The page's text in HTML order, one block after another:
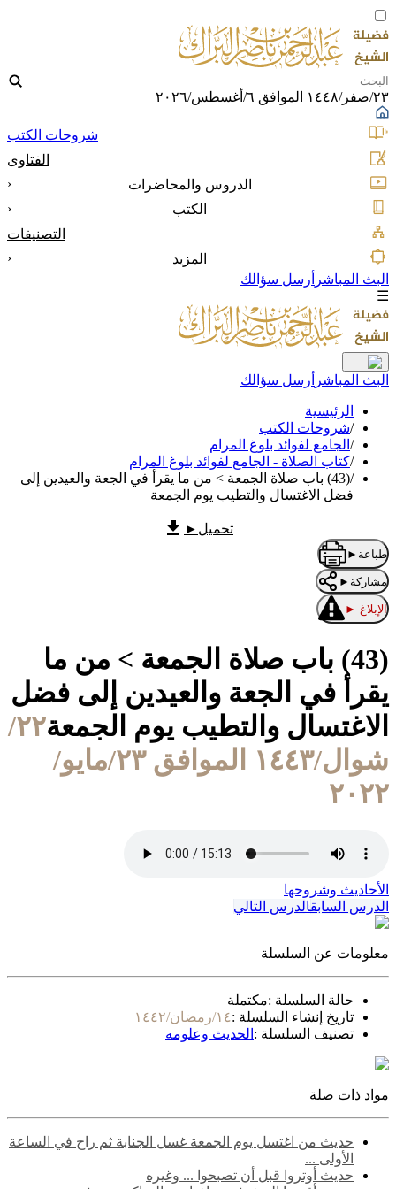
٢٣/صفر/١٤٤٨ الموافق ٦/أغسطس/٢٠٢٦
شروحات الكتب
الفتاوى
الدروس والمحاضرات
‹
الكتب
‹
التصنيفات
المزيد
‹
البث المباشر أرسل سؤالك
☰
البث المباشر أرسل سؤالك
الرئيسية
/شروحات الكتب
/ الجامع لفوائد بلوغ المرام
/كتاب الصلاة - الجامع لفوائد بلوغ المرام
/
(43) باب صلاة الجمعة > من ما يقرأ في الجعة والعيدين إلى
فضل الاغتسال والتطيب يوم الجمعة
تحميل ►
طباعة ►
مشاركة ►
الإبلاغ ►
(43) باب صلاة الجمعة > من ما
يقرأ في الجعة والعيدين إلى فضل
الاغتسال والتطيب يوم الجمعة
٢٢/
شوال/١٤٤٣ الموافق ٢٣/مايو/
٢٠٢٢
الأحاديث وشروحها
الدرس السابقالدرس التالي
معلومات عن السلسلة
حالة السلسلة :مكتملة
تاريخ إنشاء السلسلة :١٤/رمضان/١٤٤٢
تصنيف السلسلة : الحديث وعلومه
مواد ذات صلة
حديث من اغتسل يوم الجمعة غسل الجنابة ثم راح في الساعة
الأولى ...
حديث أوتروا قبل أن تصبحوا ... وغيره